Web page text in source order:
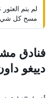
لم يتم
مسح كل شيء
فنادق
دييغو